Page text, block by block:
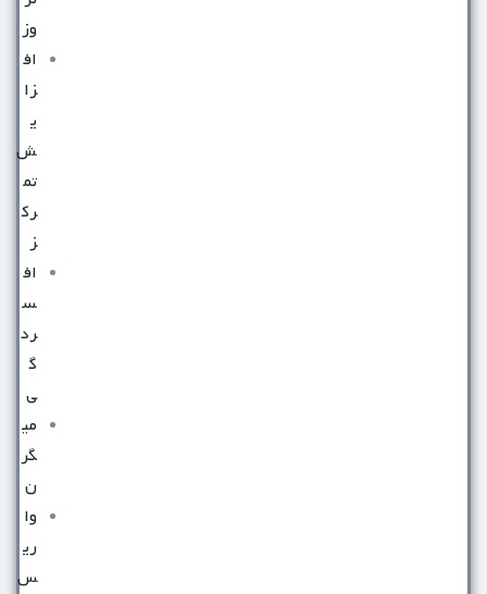
وز
اف
زا
ی
ش
تم
رک
ز
اف
س
رد
گ
ی
می
گر
ن
وا
ری
س